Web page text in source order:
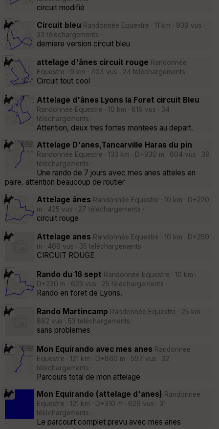
circuit modifié
Circuit bleu Randonnée Equestre · 11 km · 939 vus ·
33 téléchargements ·
derniere version circuit bleu
attelage d'ânes circuit rouge Randonnée
Equestre · 9 km · 404 vus · 24 téléchargements ·
Circuit tout cool
Attelage d'ânes Lyons la Foret circuit Bleu
Randonnée Equestre · 10 km · 819 vus · 34
téléchargements ·
Attention, deux tres fortes montees au depart.
Attelage D'anes,Tancarville Haras du pin
Randonnée Equestre · 133 km · D+930 m · 604 vus · 39
téléchargements ·
Une rando de 7 jours avec mes anes atteles en
paire. attention beaucoup de routier
Attelage ânes Randonnée Equestre · 10 km · D+220
m · 425 vus · 27 téléchargements ·
circuit rouge
Attelage anes Randonnée Equestre · 10 km · D+250
m · 468 vus · 35 téléchargements ·
CIRCUIT ROUGE
Rando du 16 sept Randonnée Equestre · 10 km ·
D+230 m · 623 vus · 25 téléchargements ·
Rando en foret de Lyons.
Rando Martincamp Randonnée Equestre · 25 km ·
882 vus · 53 téléchargements ·
sans problemes
Mon Equirando avec mes anes Randonnée
Equestre · 121 km · D+860 m · 597 vus · 32
téléchargements ·
Parcours total de mon attelage
Mon Equirando (attelage d'anes) Randonnée
Equestre · 121 km · D+310 m · 629 vus · 31
téléchargements ·
Le parcourt complet prevu avec mes anes